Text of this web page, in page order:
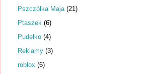
Pszczółka Maja (21)
Ptaszek (6)
Pudełko (4)
Reklamy (3)
roblox (6)